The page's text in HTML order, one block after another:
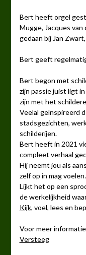
Bert heeft orgel
Mugge, Jacques
gedaan bij Jan
Bert geeft
Bert begon met
zijn passie juist ligt
zijn met het
Veelal geïnspireerd
stadsgezichten,
schilderijen.
Bert heeft in 2021
compleet verhaal
Hij neemt jou als
zelf op in mag voelen.
Lijkt het op een
de werkelijkheid
Kijk, voel, lees en
Voor meer
Versteeg